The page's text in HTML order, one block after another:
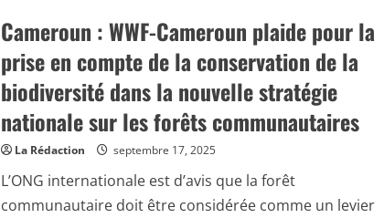
e
l
e
s
c
o
m
m
u
n
a
u
t
s
f
o
e
s
t
A
l
l
i
a
c
e
i
r
l
u
s
s
u
r
C
a
e
r
o
Cameroun : WWF-Cameroun plaide pour la
prise en compte de la conservation de la
biodiversité dans la nouvelle stratégie
nationale sur les forêts communautaires
La Rédaction septembre 17, 2025
L’ONG internationale est d’avis que la forêt
communautaire doit être considérée comme un levier